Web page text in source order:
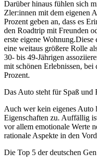
Darüber hinaus fühlen sich
Zler:innen mit dem eigenen
Prozent geben an, dass es
den Roadtrip mit Freunden
erste eigene
eine weitaus größere Rolle
30- bis 49-Jährigen
mit schönen Erlebnissen, bei
Prozent.
Das Auto steht für Spaß und
Auch wer kein eigenes Auto
Eigenschaften zu. Auffällig
vor allem emotionale Werte
rationale Aspekte in den
Die Top 5 der deutschen